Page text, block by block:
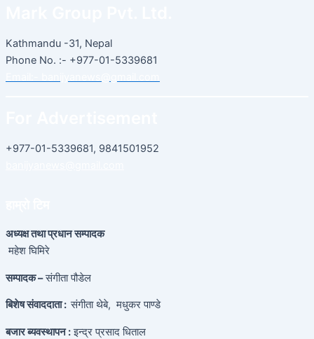
Kathmandu -31, Nepal
Phone No. :- +977-01-5339681
+977-01-5339681, 9841501952
अध्यक्ष तथा प्रधान सम्पादक
महेश घिमिरे
सम्पादक –संगीता पौडेल
बिशेष संवाददाता : संगीता थेबे,मधुकर पाण्डे
बजार ब्यवस्थापन :इन्द्र प्रसाद धिताल